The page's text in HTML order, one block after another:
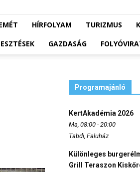
HÍRFOLYAM TURIZMUS
GAZDASÁG
Programajánló
KertAkadémia 2026
Ma, 08:00 - 20:00
Tabdi, Faluház
Különleges
Grill Teraszon